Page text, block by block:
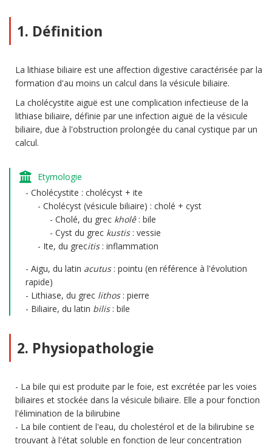
1. Définition
La lithiase biliaire est une affection digestive caractérisée par la
formation d'au moins un calcul dans la vésicule biliaire.
La cholécystite aiguë est une complication infectieuse de la
lithiase biliaire, définie par une infection aiguë de la vésicule
biliaire, due à l'obstruction prolongée du canal cystique par un
calcul.
Etymologie
Cholécystite : cholécyst + ite
Cholécyst (vésicule biliaire) : cholé + cyst
Cholé, du grec kholê: bile
Cyst du grec kustis : vessie
Ite, du grecitis: inflammation
Aigu, du latin acutus: pointu (en référence à l'évolution
rapide)
Lithiase, du grec lithos: pierre
Biliaire, du latin bilis: bile
2. Physiopathologie
La bile qui est produite par le foie, est excrétée par les voies
biliaires et stockée dans la vésicule biliaire. Elle a pour fonction
l'élimination de la bilirubine
La bile contient de l'eau, du cholestérol et de la bilirubine se
trouvant à l'état soluble en fonction de leur concentration